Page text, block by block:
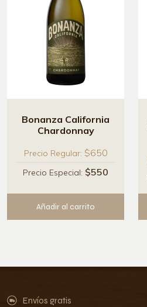
Bonanza California
Chardonnay
Precio Regular: $650
Precio Especial: $550
Añadir al carrito
Envíos gratis